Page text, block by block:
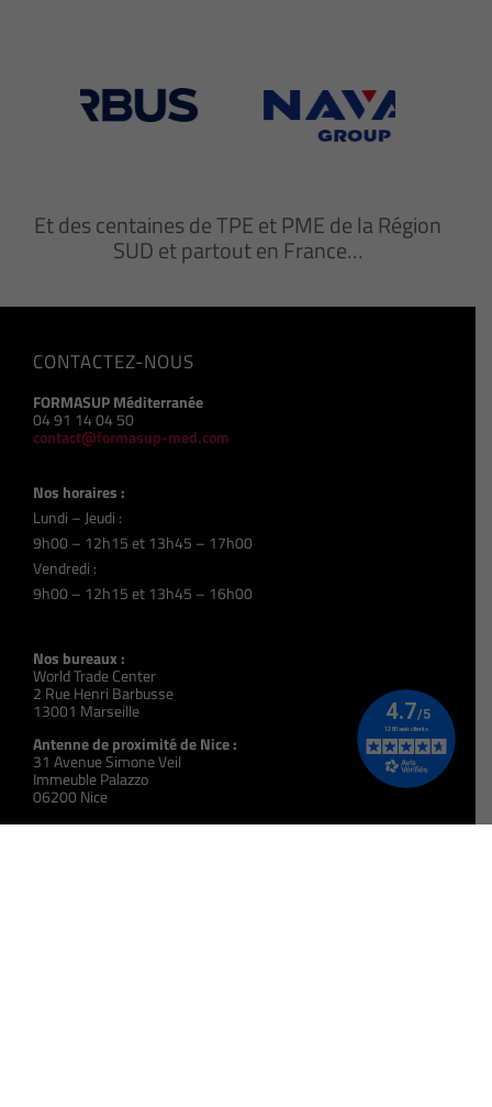
Et des centaines de TPE et PME de la Région
SUD et partout en France…
CONTACTEZ-NOUS
FORMASUP Méditerranée
04 91 14 04 50
contact@formasup-med.com
Nos horaires :
Lundi – Jeudi :
9h00 – 12h15 et 13h45 – 17h00
Vendredi :
9h00 – 12h15 et 13h45 – 16h00
Nos bureaux :
World Trade Center
2 Rue Henri Barbusse
13001 Marseille
Antenne de proximité de Nice :
31 Avenue Simone Veil
Immeuble Palazzo
06200 Nice